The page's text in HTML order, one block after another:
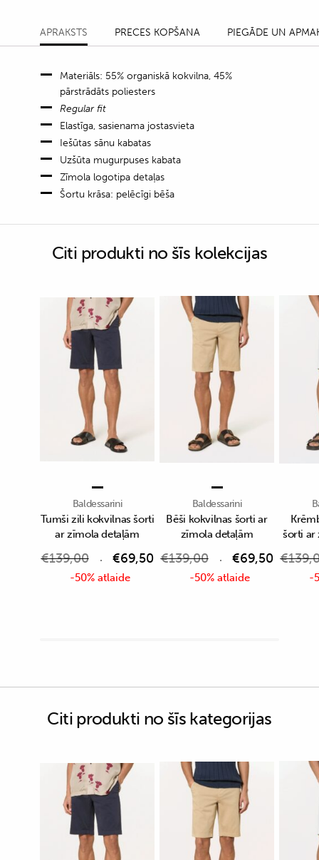
APRAKSTS PRECES KOPŠANA PIEGĀDE UN
Materiāls: 55% organiskā kokvilna, 45%
pārstrādāts poliesters
Regular fit
Elastīga, sasienama jostasvieta
Iešūtas sānu kabatas
Uzšūta mugurpuses kabata
Zīmola logotipa detaļas
Šortu krāsa: pelēcīgi bēša
Citi produkti no šīs kolekcijas
Baldessarini
Tumši zili kokvilnas šorti
ar zīmola detaļām
€139,00 €69,50
-50% atlaide
Baldessarini
Bēši kokvilnas šorti ar
zīmola detaļām
€139,00 €69,50
-50% atlaide
šorti ar
€
-
Citi produkti no šīs kategorijas